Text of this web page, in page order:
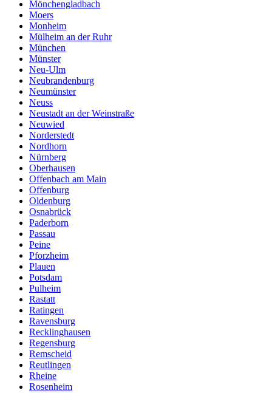
Mönchengladbach
Moers
Monheim
Mülheim an der Ruhr
München
Münster
Neu-Ulm
Neubrandenburg
Neumünster
Neuss
Neustadt an der Weinstraße
Neuwied
Norderstedt
Nordhorn
Nürnberg
Oberhausen
Offenbach am Main
Offenburg
Oldenburg
Osnabrück
Paderborn
Passau
Peine
Pforzheim
Plauen
Potsdam
Pulheim
Rastatt
Ratingen
Ravensburg
Recklinghausen
Regensburg
Remscheid
Reutlingen
Rheine
Rosenheim